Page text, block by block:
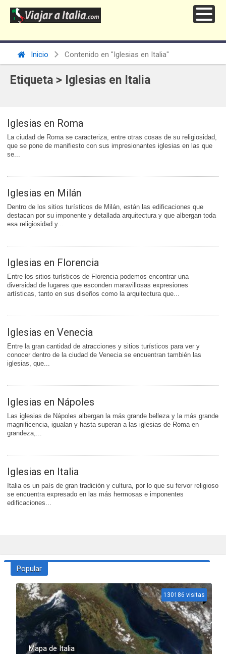
Inicio Contenido en "Iglesias en Italia"
Etiqueta > Iglesias en Italia
Iglesias en Roma
La ciudad de Roma se caracteriza, entre otras cosas de su religiosidad,
que se pone de manifiesto con sus impresionantes iglesias en las que
se...
Iglesias en Milán
Dentro de los sitios turísticos de Milán, están las edificaciones que
destacan por su imponente y detallada arquitectura y que albergan toda
esa religiosidad y...
Iglesias en Florencia
Entre los sitios turísticos de Florencia podemos encontrar una
diversidad de lugares que esconden maravillosas expresiones
artísticas, tanto en sus diseños como la arquitectura que...
Iglesias en Venecia
Entre la gran cantidad de atracciones y sitios turísticos para ver y
conocer dentro de la ciudad de Venecia se encuentran también las
iglesias, que...
Iglesias en Nápoles
Las iglesias de Nápoles albergan la más grande belleza y la más grande
magnificencia, igualan y hasta superan a las iglesias de Roma en
grandeza,...
Iglesias en Italia
Italia es un país de gran tradición y cultura, por lo que su fervor religioso
se encuentra expresado en las más hermosas e imponentes
edificaciones...
Popular
Mapa de Italia
130186 visitas